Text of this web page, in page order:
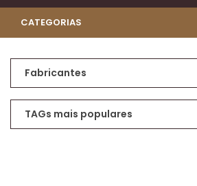
CATEGORIAS
Fabricantes
TAGs mais populares